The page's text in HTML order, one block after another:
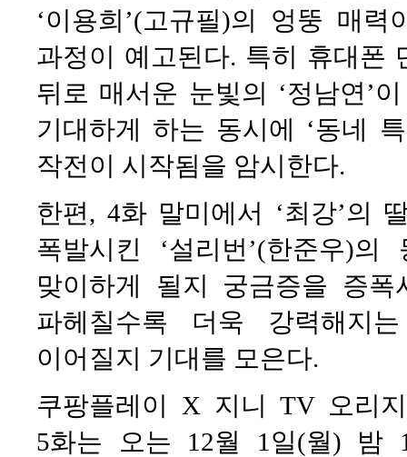
‘이용희’(고규필)의 엉뚱 매
과정이 예고된다. 특히 휴대폰
뒤로 매서운 눈빛의 ‘정남연’
기대하게 하는 동시에 ‘동네
작전이 시작됨을 암시한다.
한편, 4화 말미에서 ‘최강’의
폭발시킨 ‘설리번’(한준우)
맞이하게 될지 궁금증을 증
파헤칠수록 더욱 강력해지
이어질지 기대를 모은다.
쿠팡플레이 X 지니 TV 오리
5화는 오는 12월 1일(월) 밤